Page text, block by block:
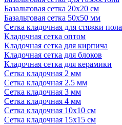
Базальтовая сетка 20x20 см
Базальтовая сетка 50x50 мм
Сетка кладочная для стяжки пола
Кладочная сетка оптом
Кладочная сетка для кирпича
Кладочная сетка для блоков
Кладочная сетка для керамики
Сетка кладочная 2 мм
Сетка кладочная 2.5 мм
Сетка кладочная 3 мм
Сетка кладочная 4 мм
Сетка кладочная 10x10 см
Сетка кладочная 15x15 см